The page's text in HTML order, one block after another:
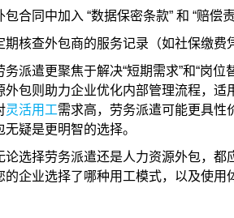
同中加入 “数据保密条款” 和 “赔偿责
查外包商的服务记录（如社保缴费
遣更聚焦于解决“短期需求”和“岗位
外包则助力企业优化内部管理流程，
灵活用工需求高，劳务派遣可能更具性
无疑是更明智的选择。
择劳务派遣还是人力资源外包，都
的企业选择了哪种用工模式，以及使